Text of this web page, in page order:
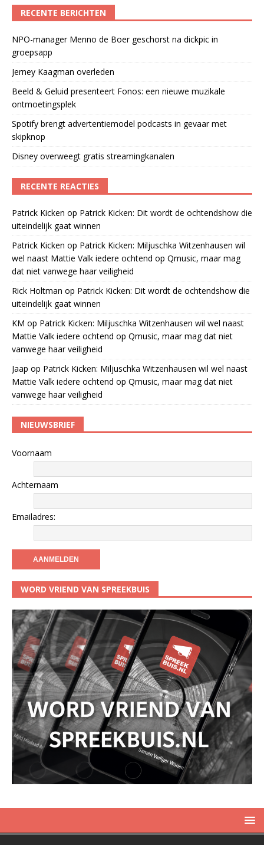
RECENTE BERICHTEN
NPO-manager Menno de Boer geschorst na dickpic in
groepsapp
Jerney Kaagman overleden
Beeld & Geluid presenteert Fonos: een nieuwe muzikale
ontmoetingsplek
Spotify brengt advertentiemodel podcasts in gevaar met
skipknop
Disney overweegt gratis streamingkanalen
RECENTE REACTIES
Patrick Kicken op Patrick Kicken: Dit wordt de ochtendshow die
uiteindelijk gaat winnen
Patrick Kicken op Patrick Kicken: Miljuschka Witzenhausen wil
wel naast Mattie Valk iedere ochtend op Qmusic, maar mag
dat niet vanwege haar veiligheid
Rick Holtman op Patrick Kicken: Dit wordt de ochtendshow die
uiteindelijk gaat winnen
KM op Patrick Kicken: Miljuschka Witzenhausen wil wel naast
Mattie Valk iedere ochtend op Qmusic, maar mag dat niet
vanwege haar veiligheid
Jaap op Patrick Kicken: Miljuschka Witzenhausen wil wel naast
Mattie Valk iedere ochtend op Qmusic, maar mag dat niet
vanwege haar veiligheid
NIEUWSBRIEF
Voornaam
Achternaam
Emailadres:
WORD VRIEND VAN SPREEKBUIS